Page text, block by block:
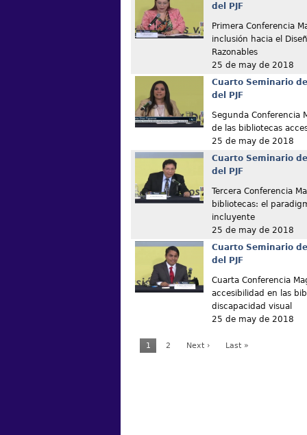
del PJF
Primera Conferencia
inclusión hacia el
Razonables
25 de may de 2018
Cuarto Seminario
del PJF
Segunda Conferencia
de las bibliotecas
25 de may de 2018
Cuarto Seminario
del PJF
Tercera Conferencia
bibliotecas: el
incluyente
25 de may de 2018
Cuarto Seminario
del PJF
Cuarta Conferencia
accesibilidad en las
discapacidad visual
25 de may de 2018
1 2 Next › Last »